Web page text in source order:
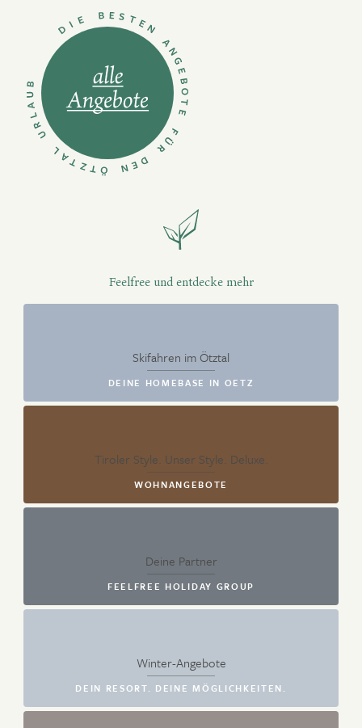
Feelfree und entdecke mehr
Skifahren im Ötztal
DEINE HOMEBASE IN OETZ
Tiroler Style. Unser Style. Deluxe.
WOHNANGEBOTE
Deine Partner
FEELFREE HOLIDAY GROUP
Winter-Angebote
DEIN RESORT. DEINE MÖGLICHKEITEN.